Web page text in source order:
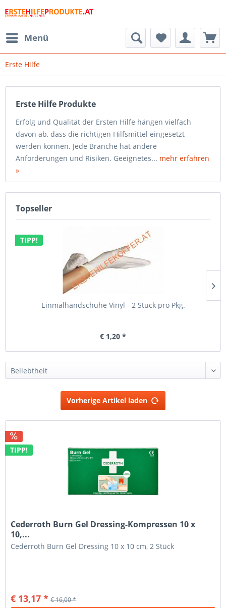
Menü
Erste Hilfe
Erste Hilfe Produkte
Erfolg und Qualität der Ersten Hilfe hängen vielfach
davon ab, dass die richtigen Hilfsmittel eingesetzt
werden können. Jede Branche hat andere
Anforderungen und Risiken. Geeignetes... mehr erfahren
»
Topseller
TIPP!
Einmalhandschuhe Vinyl - 2 Stück pro Pkg.
€ 1,20 *
Vorherige Artikel laden
TIPP!
Cederroth Burn Gel Dressing-Kompressen 10 x
10,...
Cederroth Burn Gel Dressing 10 x 10 cm, 2 Stück
€ 13,17 * € 16,00 *